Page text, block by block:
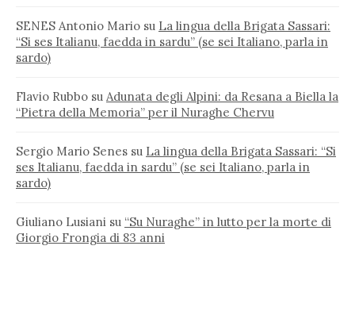
SENES Antonio Mario su La lingua della Brigata Sassari:
“Si ses Italianu, faedda in sardu” (se sei Italiano, parla in
sardo)
Flavio Rubbo su Adunata degli Alpini: da Resana a Biella la
“Pietra della Memoria” per il Nuraghe Chervu
Sergio Mario Senes su La lingua della Brigata Sassari: “Si
ses Italianu, faedda in sardu” (se sei Italiano, parla in
sardo)
Giuliano Lusiani su “Su Nuraghe” in lutto per la morte di
Giorgio Frongia di 83 anni